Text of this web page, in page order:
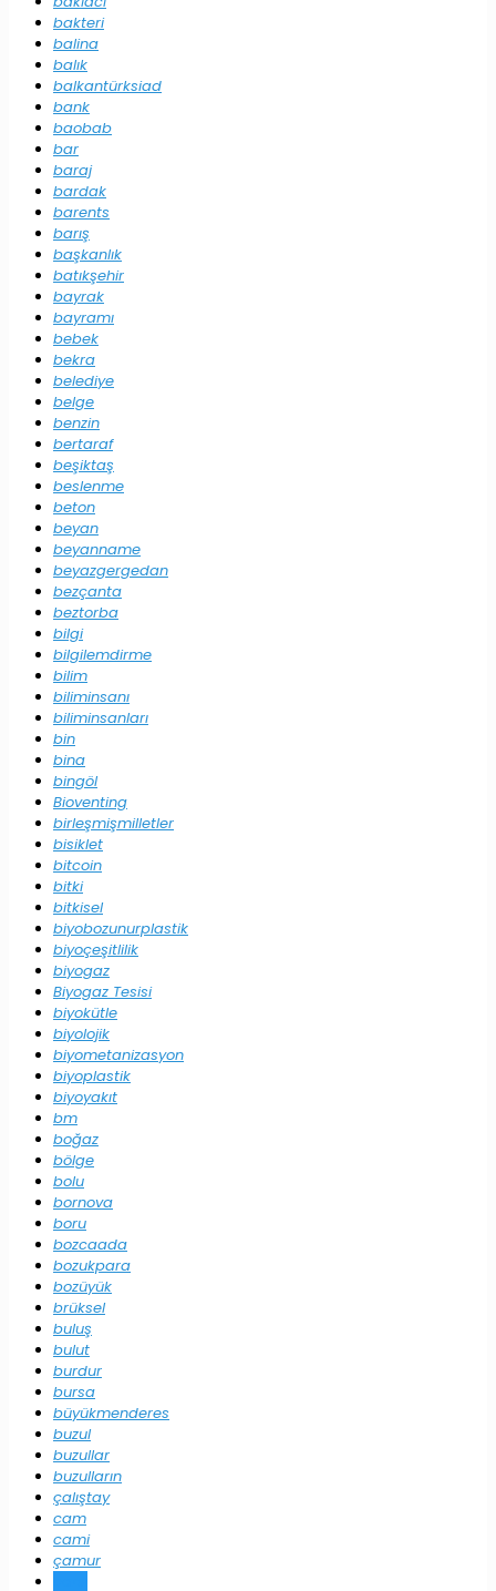
bakteri
balina
balık
balkantürksiad
bank
baobab
bar
baraj
bardak
barents
barış
başkanlık
batıkşehir
bayrak
bayramı
bebek
bekra
belediye
belge
benzin
bertaraf
beşiktaş
beslenme
beton
beyan
beyanname
beyazgergedan
bezçanta
beztorba
bilgi
bilgilemdirme
bilim
biliminsanı
biliminsanları
bin
bina
bingöl
Bioventing
birleşmişmilletler
bisiklet
bitcoin
bitki
bitkisel
biyobozunurplastik
biyoçeşitlilik
biyogaz
Biyogaz Tesisi
biyokütle
biyolojik
biyometanizasyon
biyoplastik
biyoyakıt
bm
boğaz
bölge
bolu
bornova
boru
bozcaada
bozukpara
bozüyük
brüksel
buluş
bulut
burdur
bursa
büyükmenderes
buzul
buzullar
buzulların
çalıştay
cam
cami
çamur